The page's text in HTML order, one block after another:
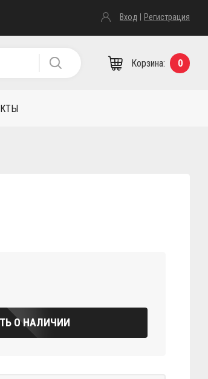
Вход Регистрация
0
Корзина:
О НАЛИЧИИ